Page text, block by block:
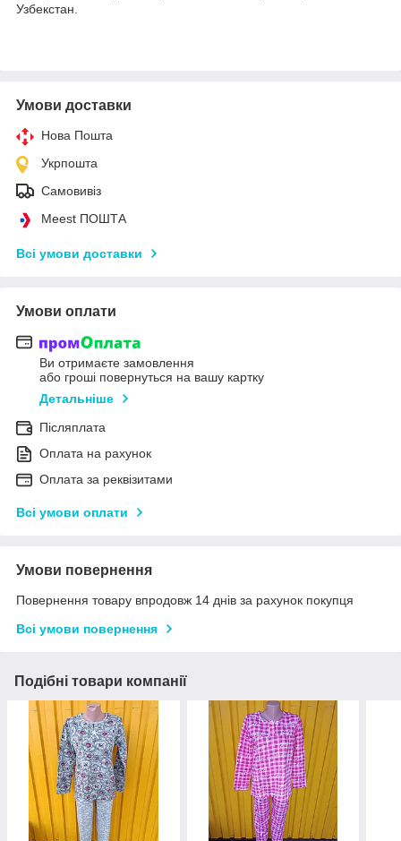
Узбекстан.
Умови доставки
Нова Пошта
Укрпошта
Самовивіз
Meest ПОШТА
Всі умови доставки
Умови оплати
Ви отримаєте замовлення
або гроші повернуться на вашу картку
Детальніше
Післяплата
Оплата на рахунок
Оплата за реквізитами
Всі умови оплати
Умови повернення
Повернення товару впродовж 14 днів за рахунок покупця
Всі умови повернення
Подібні товари компанії